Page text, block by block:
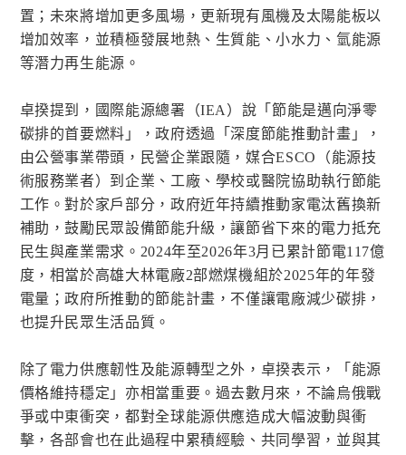
置；未來將增加更多風場，更新現有風機及太陽能板以
增加效率，並積極發展地熱、生質能、小水力、氫能源
等潛力再生能源。
卓揆提到，國際能源總署（IEA）說「節能是邁向淨零
碳排的首要燃料」，政府透過「深度節能推動計畫」，
由公營事業帶頭，民營企業跟隨，媒合ESCO（能源技
術服務業者）到企業、工廠、學校或醫院協助執行節能
工作。對於家戶部分，政府近年持續推動家電汰舊換新
補助，鼓勵民眾設備節能升級，讓節省下來的電力抵充
民生與產業需求。2024年至2026年3月已累計節電117億
度，相當於高雄大林電廠2部燃煤機組於2025年的年發
電量；政府所推動的節能計畫，不僅讓電廠減少碳排，
也提升民眾生活品質。
除了電力供應韌性及能源轉型之外，卓揆表示，「能源
價格維持穩定」亦相當重要。過去數月來，不論烏俄戰
爭或中東衝突，都對全球能源供應造成大幅波動與衝
擊，各部會也在此過程中累積經驗、共同學習，並與其